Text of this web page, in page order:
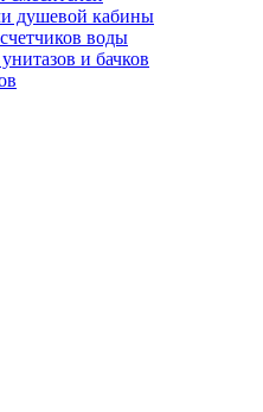
душевой кабины
воды
и бачков